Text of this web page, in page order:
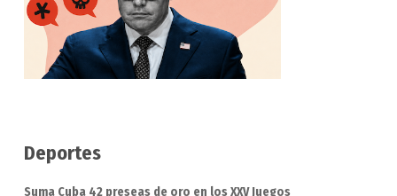
Deportes
Suma Cuba 42 preseas de oro en los XXV Juegos